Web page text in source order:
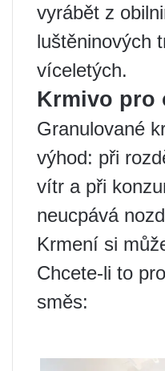
vyrábět z
luštěninových
víceletých.
Krmivo pro
Granulované
výhod: při
vítr a při
neucpává
Krmení si
Chcete-li to
směs: